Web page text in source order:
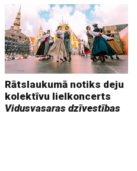
Rātslaukumā notiks deju
kolektīvu lielkoncerts
Vidusvasaras dzīvestības